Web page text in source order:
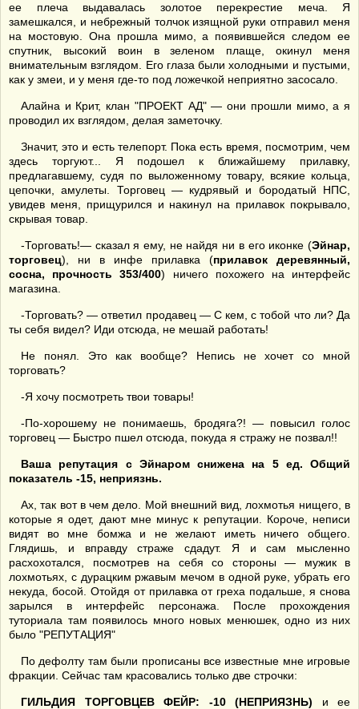
ее плеча выдавалась золотое перекрестие меча. Я
замешкался, и небрежный толчок изящной руки отправил меня
на мостовую. Она прошла мимо, а появившейся следом ее
спутник, высокий воин в зеленом плаще, окинул меня
внимательным взглядом. Его глаза были холодными и пустыми,
как у змеи, и у меня где-то под ложечкой неприятно засосало.
Алайна и Крит, клан "ПРОЕКТ АД" — они прошли мимо, а я
проводил их взглядом, делая заметочку.
Значит, это и есть телепорт. Пока есть время, посмотрим, чем
здесь торгуют... Я подошел к ближайшему прилавку,
предлагавшему, судя по выложенному товару, всякие кольца,
цепочки, амулеты. Торговец — кудрявый и бородатый НПС,
увидев меня, прищурился и накинул на прилавок покрывало,
скрывая товар.
-Торговать!— сказал я ему, не найдя ни в его иконке (Эйнар,
торговец), ни в инфе прилавка (прилавок деревянный,
сосна, прочность 353/400) ничего похожего на интерфейс
магазина.
-Торговать? — ответил продавец — С кем, с тобой что ли? Да
ты себя видел? Иди отсюда, не мешай работать!
Не понял. Это как вообще? Непись не хочет со мной
торговать?
-Я хочу посмотреть твои товары!
-По-хорошему не понимаешь, бродяга?! — повысил голос
торговец — Быстро пшел отсюда, покуда я стражу не позвал!!
Ваша репутация с Эйнаром снижена на 5 ед. Общий
показатель -15, неприязнь.
Ах, так вот в чем дело. Мой внешний вид, лохмотья нищего, в
которые я одет, дают мне минус к репутации. Короче, неписи
видят во мне бомжа и не желают иметь ничего общего.
Глядишь, и вправду страже сдадут. Я и сам мысленно
расхохотался, посмотрев на себя со стороны — мужик в
лохмотьях, с дурацким ржавым мечом в одной руке, убрать его
некуда, босой. Отойдя от прилавка от греха подальше, я снова
зарылся в интерфейс персонажа. После прохождения
туториала там появилось много новых менюшек, одно из них
было "РЕПУТАЦИЯ"
По дефолту там были прописаны все известные мне игровые
фракции. Сейчас там красовались только две строчки:
ГИЛЬДИЯ ТОРГОВЦЕВ ФЕЙР: -10 (НЕПРИЯЗНЬ) и ее